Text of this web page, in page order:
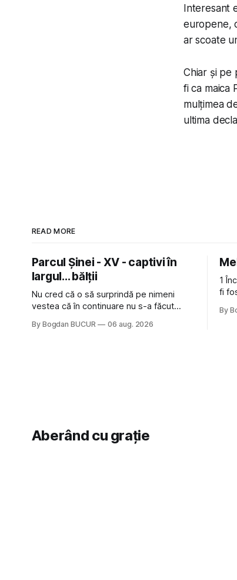
Interesant
europene,
ar scoate
Chiar și pe
fi ca maica
mulțimea
ultima
READ MORE
Parcul Șinei - XV - captivi în
largul... bălții
Nu cred că o să surprindă pe nimeni
vestea că în continuare nu s-a făcut
afară de faptul că potăile apărute acolo
By Bogdan BUCUR 06 aug. 2026
1
fi
By
Aberând cu grație